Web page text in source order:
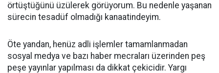
örtüştüğünü üzülerek görüyorum. Bu nedenle yaşanan
sürecin tesadüf olmadığı kanaatindeyim.
Öte yandan, henüz adli işlemler tamamlanmadan
sosyal medya ve bazı haber mecraları üzerinden peş
peşe yayınlar yapılması da dikkat çekicidir. Yargı